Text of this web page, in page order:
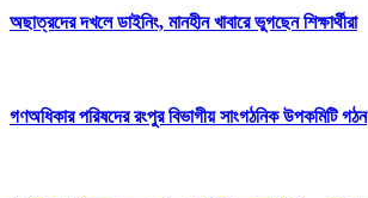
অছাত্রদের দখলে ডাইনিং, মানহীন খাবারে ভুগছেন শিক্ষার্থীরা
গণঅধিকার পরিষদের রংপুর বিভাগীয় সাংগঠনিক উপকমিটি গঠন